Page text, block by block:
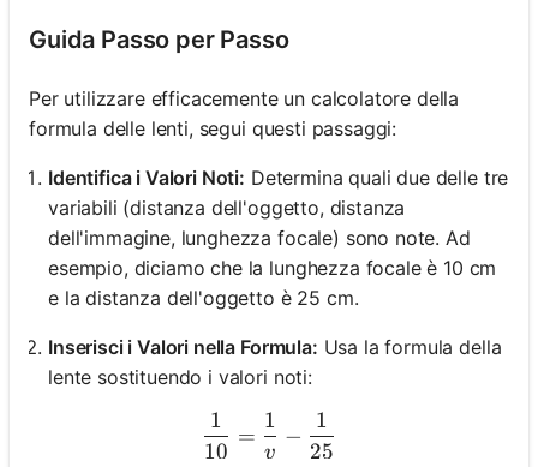
Guida Passo per Passo
Per utilizzare efficacemente un calcolatore della
formula delle lenti, segui questi passaggi:
Identifica i Valori Noti: Determina quali due delle tre
variabili (distanza dell'oggetto, distanza
dell'immagine, lunghezza focale) sono note. Ad
esempio, diciamo che la lunghezza focale è 10 cm
e la distanza dell'oggetto è 25 cm.
Inserisci i Valori nella Formula: Usa la formula della
lente sostituendo i valori noti:
\frac{1}{10} =
10
1
=
v
1
−
25
1